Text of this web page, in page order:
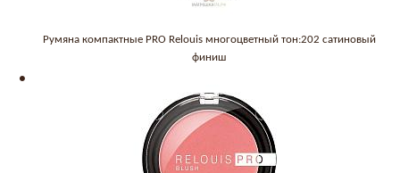
Румяна компактные PRO Relouis многоцветный тон:202 сатиновый
финиш